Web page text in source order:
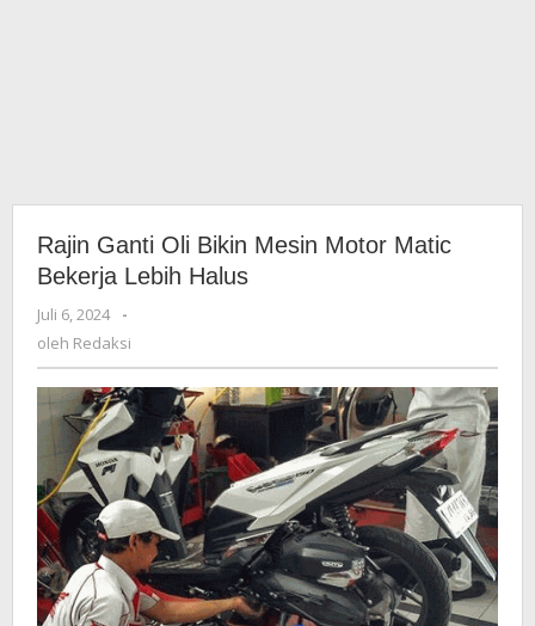
Rajin Ganti Oli Bikin Mesin Motor Matic
Bekerja Lebih Halus
Juli 6, 2024
oleh
Redaksi
-
oleh Redaksi